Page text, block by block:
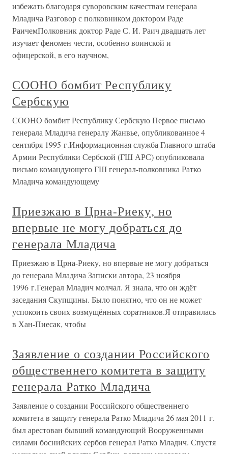
избежать благодаря суворовским качествам генерала
Младича Разговор с полковником доктором Раде
РаичемПолковник доктор Раде С. И. Раич двадцать лет
изучает феномен чести, особенно воинской и
офицерской, в его научном,
СООНО бомбит Республику
Сербскую
СООНО бомбит Республику Сербскую Первое письмо
генерала Младича генералу Жанвье, опубликованное 4
сентября 1995 г.Информационная служба Главного штаба
Армии Республики Сербской (ГШ АРС) опубликовала
письмо командующего ГШ генерал-полковника Ратко
Младича командующему
Приезжаю в Црна-Риеку, но
впервые не могу добраться до
генерала Младича
Приезжаю в Црна-Риеку, но впервые не могу добраться
до генерала Младича Записки автора, 23 ноября
1996 г.Генерал Младич молчал. Я знала, что он ждёт
заседания Скупщины. Было понятно, что он не может
успокоить своих возмущённых соратников.Я отправилась
в Хан-Пиесак, чтобы
Заявление о создании Российского
общественнего комитета в защиту
генерала Ратко Младича
Заявление о создании Российского общественнего
комитета в защиту генерала Ратко Младича 26 мая 2011 г.
был арестован бывший командующий Вооруженными
силами боснийских сербов генерал Ратко Младич. Спустя